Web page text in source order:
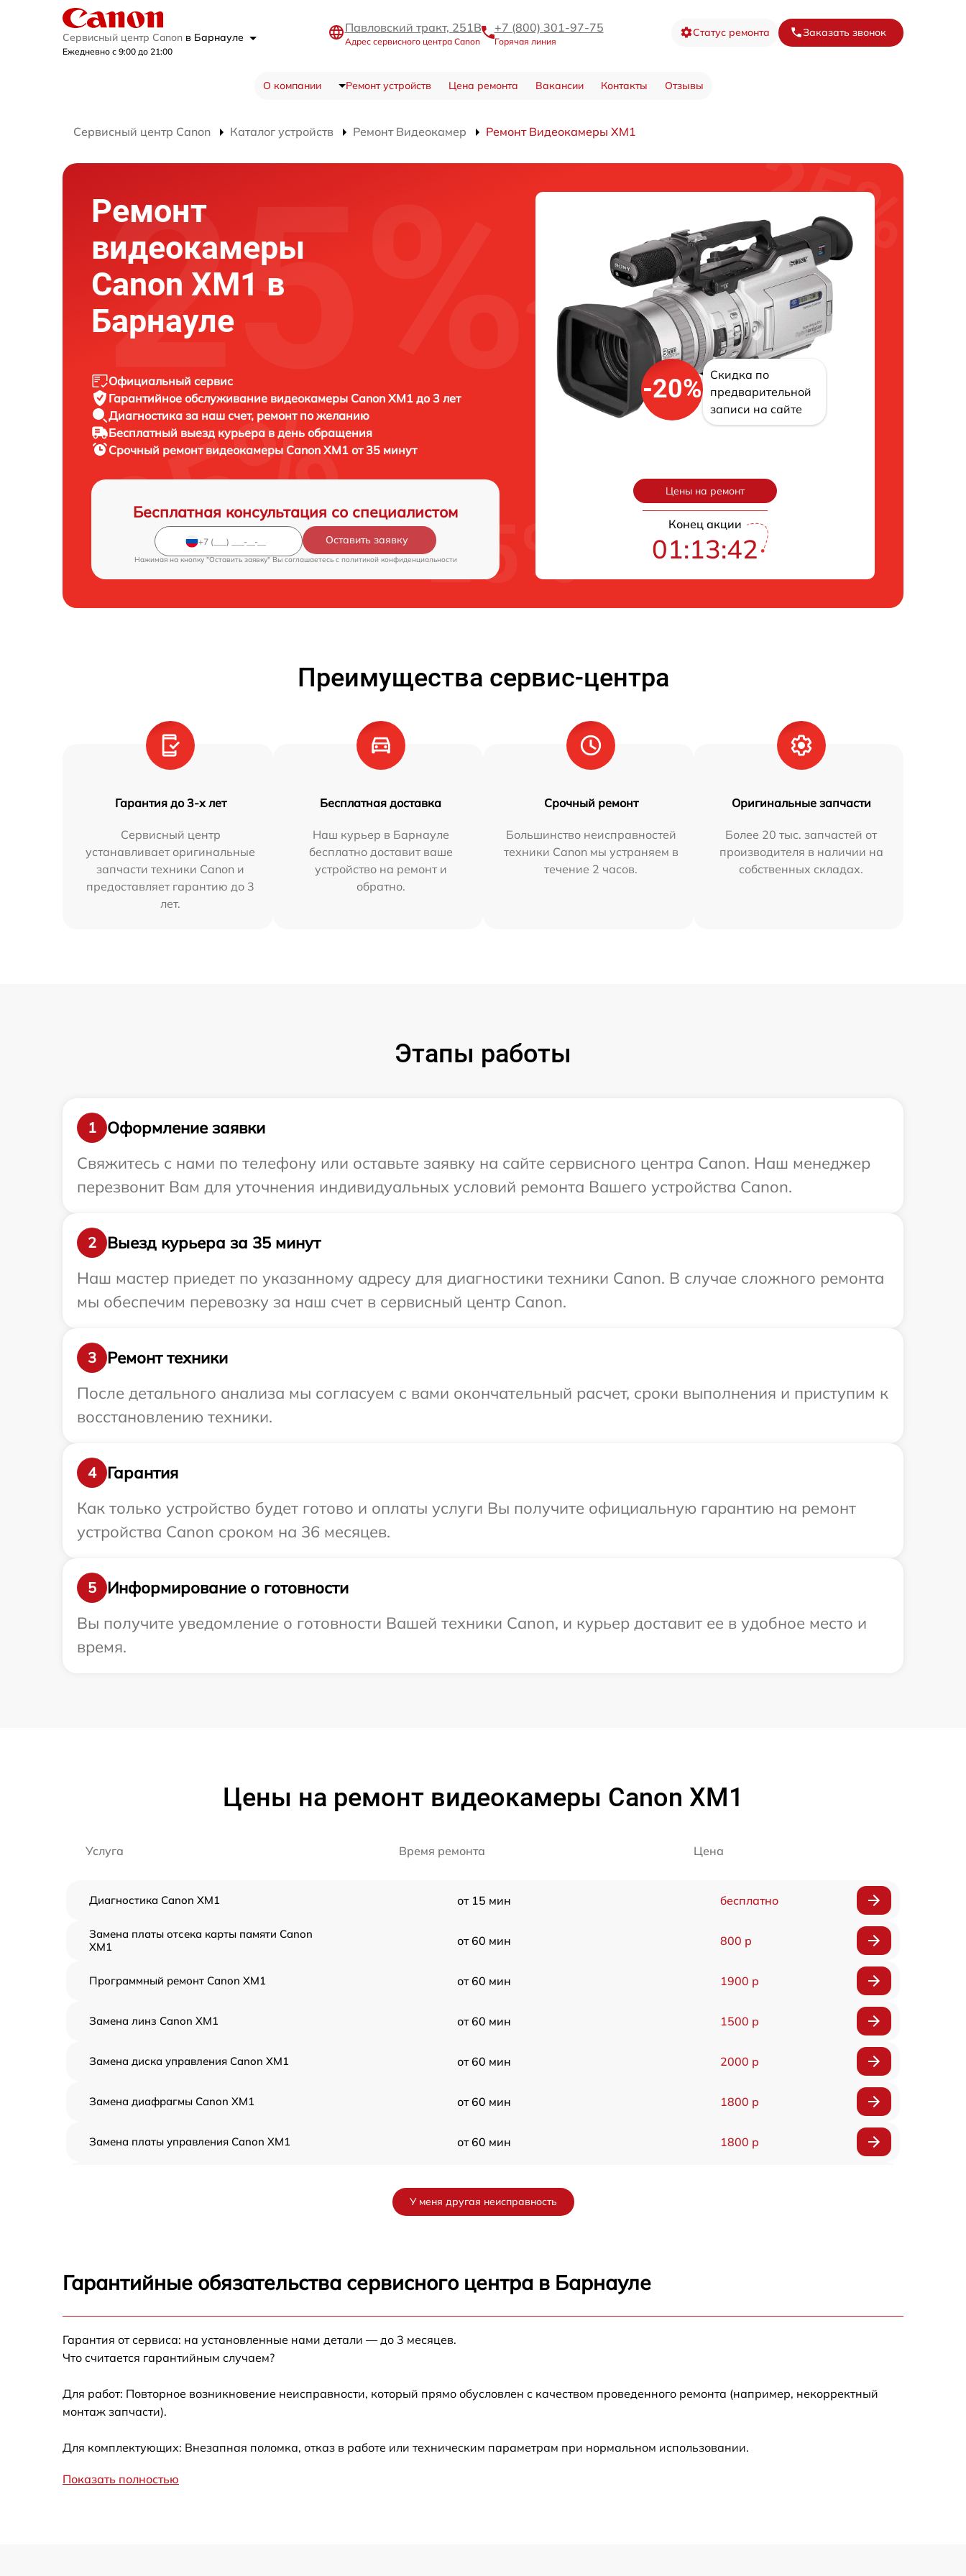
Сервисный центр Canon в Барнауле
Ежедневно с 9:00 до 21:00
Павловский тракт, 251В
Адрес сервисного центра Canon
+7 (800) 301-97-75
Горячая линия
Статус ремонта Заказать звонок
О компании Ремонт устройств Цена ремонта Вакансии Контакты Отзывы
Сервисный центр Canon Каталог устройств Ремонт Видеокамер Ремонт Видеокамеры XM1
Ремонт
видеокамеры
Canon XM1 в
Барнауле
Официальный сервис
Гарантийное обслуживание видеокамеры Canon XM1 до 3 лет
Диагностика за наш счет, ремонт по желанию
Бесплатный выезд курьера в день обращения
Срочный ремонт видеокамеры Canon XM1 от 35 минут
Бесплатная консультация со специалистом
Оставить заявку
Нажимая на кнопку "Оставить заявку" Вы соглашаетесь c политикой конфиденциальности
-20%
Скидка по
предварительной
записи на сайте
Цены на ремонт
Конец акции
01:13:41
Преимущества сервис-центра
Гарантия до 3-х лет
Сервисный центр
устанавливает оригинальные
запчасти техники Canon и
предоставляет гарантию до 3
лет.
Бесплатная доставка
Наш курьер в Барнауле
бесплатно доставит ваше
устройство на ремонт и
обратно.
Срочный ремонт
Большинство неисправностей
техники Canon мы устраняем в
течение 2 часов.
Оригинальные запчасти
Более 20 тыс. запчастей от
производителя в наличии на
собственных складах.
Этапы работы
1
Оформление заявки
Свяжитесь с нами по телефону или оставьте заявку на сайте сервисного центра Canon. Наш менеджер
перезвонит Вам для уточнения индивидуальных условий ремонта Вашего устройства Canon.
2
Выезд курьера за 35 минут
Наш мастер приедет по указанному адресу для диагностики техники Canon. В случае сложного ремонта
мы обеспечим перевозку за наш счет в сервисный центр Canon.
3
Ремонт техники
После детального анализа мы согласуем с вами окончательный расчет, сроки выполнения и приступим к
восстановлению техники.
4
Гарантия
Как только устройство будет готово и оплаты услуги Вы получите официальную гарантию на ремонт
устройства Canon сроком на 36 месяцев.
5
Информирование о готовности
Вы получите уведомление о готовности Вашей техники Canon, и курьер доставит ее в удобное место и
время.
Цены на ремонт видеокамеры Canon XM1
Услуга Время ремонта Цена
Диагностика Canon XM1 от 15 мин бесплатно
Замена платы отсека карты памяти Canon
XM1
от 60 мин 800 р
Программный ремонт Canon XM1 от 60 мин 1900 р
Замена линз Canon XM1 от 60 мин 1500 р
Замена диска управления Canon XM1 от 60 мин 2000 р
Замена диафрагмы Canon XM1 от 60 мин 1800 р
Замена платы управления Canon XM1 от 60 мин 1800 р
Замена кнопки включения Canon XM1
У меня другая неисправность
Гарантийные обязательства сервисного центра в Барнауле
Гарантия от сервиса: на установленные нами детали — до 3 месяцев.
Что считается гарантийным случаем?
Для работ: Повторное возникновение неисправности, который прямо обусловлен с качеством проведенного ремонта (например, некорректный
монтаж запчасти).
Для комплектующих: Внезапная поломка, отказ в работе или техническим параметрам при нормальном использовании.
Показать полностью